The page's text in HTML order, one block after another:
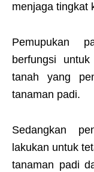
menjaga tingkat
Pemupukan
berfungsi
tanah yang
tanaman padi.
Sedangkan
lakukan untuk
tanaman padi